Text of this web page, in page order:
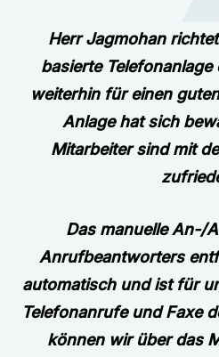
Herr Jagmohan
basierte
weiterhin für einen
Anlage hat sich
Mitarbeiter sind mit
Das manuelle An-/
Anrufbeantworters
automatisch und ist für
Telefonanrufe und Faxe
können wir über das